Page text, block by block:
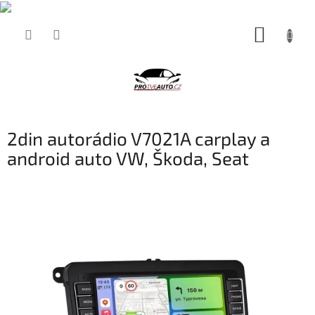
2din autorádio V7021A carplay a
android auto VW, Škoda, Seat